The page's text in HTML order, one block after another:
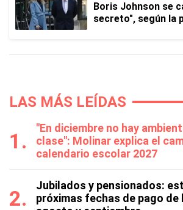
Boris Johnson se
secreto", según la
LAS MÁS LEÍDAS
"En diciembre no hay
clase": Molinar explica el
calendario escolar 2027
Jubilados y pensionados:
próximas fechas de pago de